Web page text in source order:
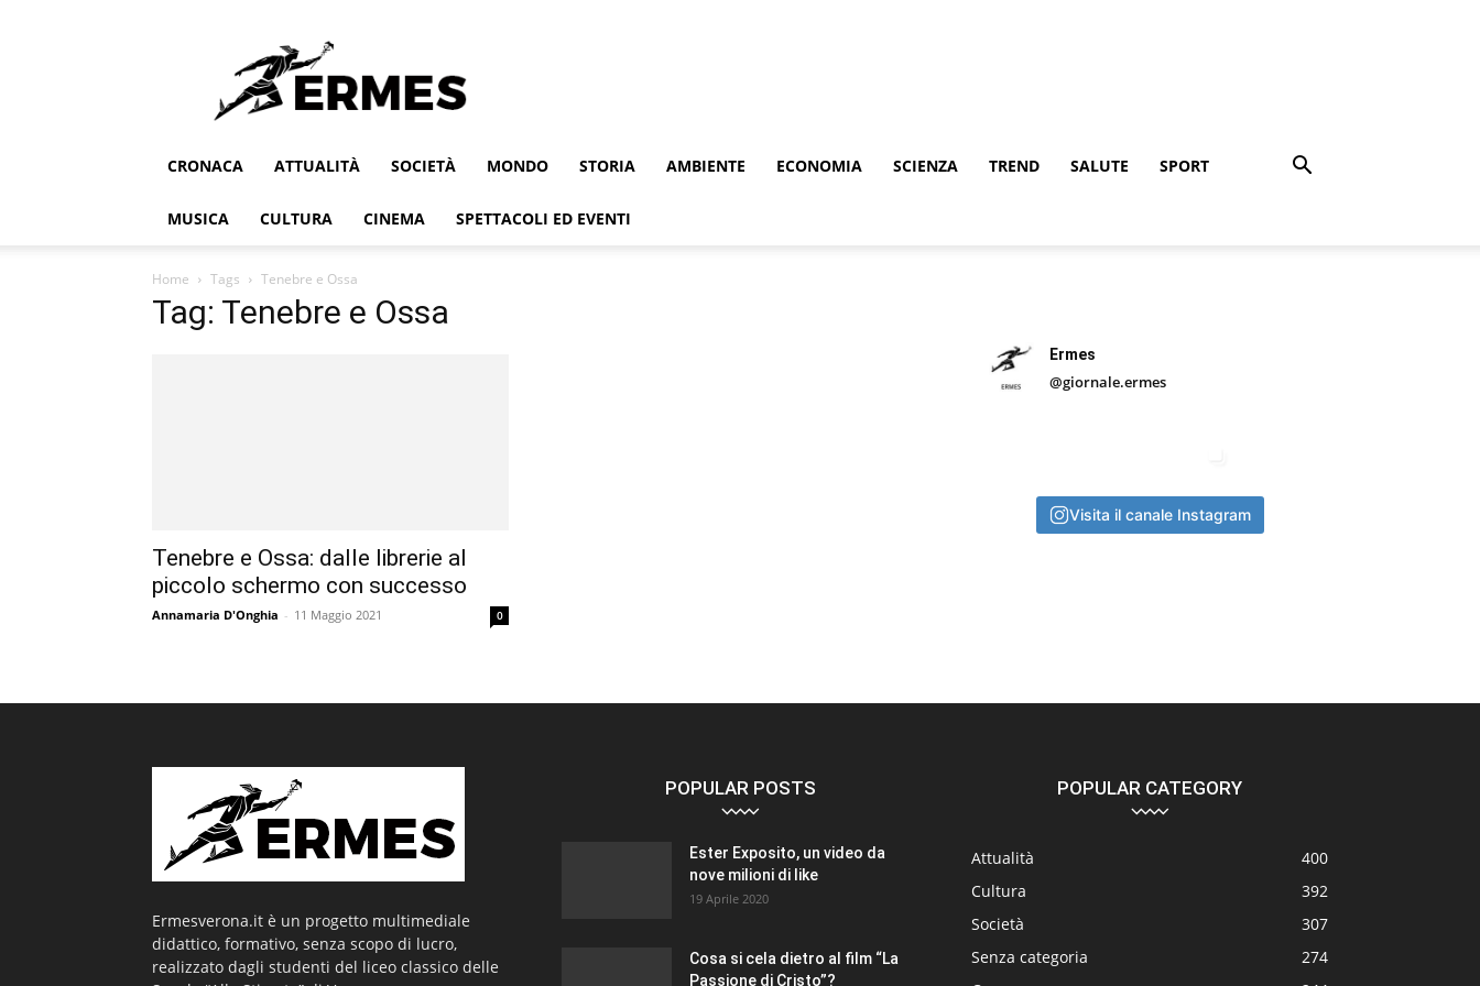
CRONACA ATTUALITÀ SOCIETÀ MONDO STORIA AMBIENTE ECONOMIA SCIENZA TREND SALUTE SPORT
MUSICA CULTURA CINEMA SPETTACOLI ED EVENTI
Home Tags Tenebre e Ossa
Tag: Tenebre e Ossa
Tenebre e Ossa: dalle librerie al
piccolo schermo con successo
Annamaria D'Onghia - 11 Maggio 2021 0
Ermes
@giornale.ermes
Visita il canale Instagram
Ermesverona.it è un progetto multimediale
didattico, formativo, senza scopo di lucro,
realizzato dagli studenti del liceo classico delle
POPULAR POSTS
Ester Exposito, un video da
nove milioni di like
19 Aprile 2020
Cosa si cela dietro al film “La
Passione di Cristo”?
POPULAR CATEGORY
Attualità
400
Cultura
392
Società
307
Senza categoria
274